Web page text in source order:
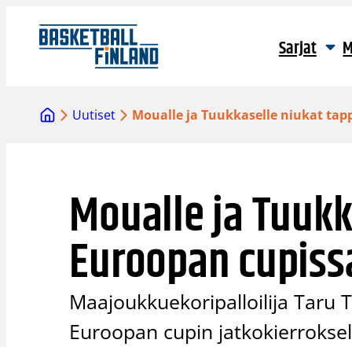
sisältöön
Sarjat
Uutiset Moualle ja Tuukkaselle niukat
Moualle ja
Euroopan
Maajoukkuekoripalloilija Taru
Euroopan cupin